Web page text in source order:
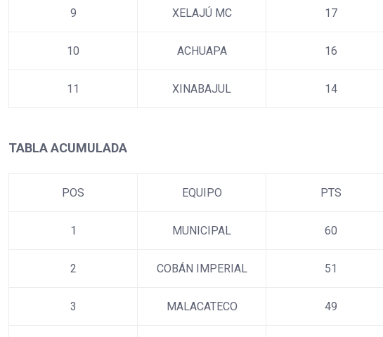
9 XELAJÚ MC 17
10 ACHUAPA 16
11 XINABAJUL 14
TABLA ACUMULADA
POS EQUIPO PTS
1 MUNICIPAL 60
2 COBÁN IMPERIAL 51
3 MALACATECO 49